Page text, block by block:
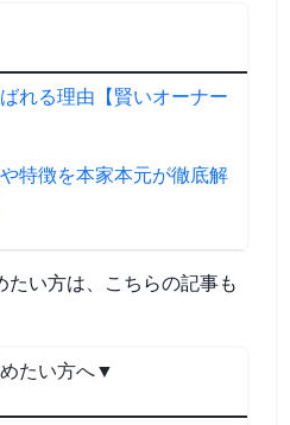
れる理由【賢いオーナー
特徴を本家本元が徹底解
い方は、こちらの記事も
たい方へ▼